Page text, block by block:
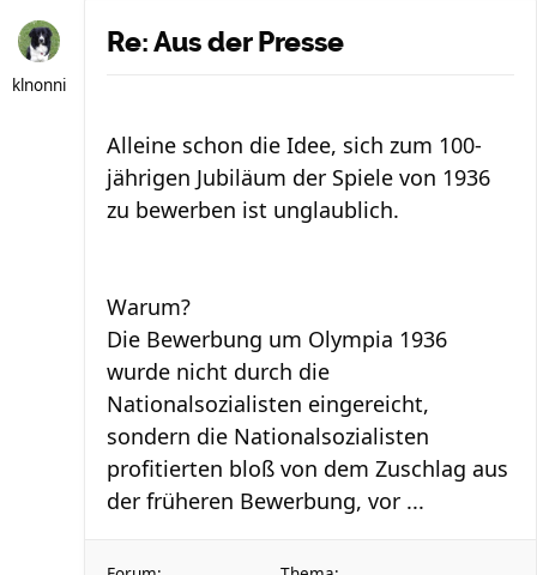
klnonni
Re: Aus der Presse
Alleine schon die Idee, sich zum 100-
jährigen Jubiläum der Spiele von 1936
zu bewerben ist unglaublich.
Warum?
Die Bewerbung um Olympia 1936
wurde nicht durch die
Nationalsozialisten eingereicht,
sondern die Nationalsozialisten
profitierten bloß von dem Zuschlag aus
der früheren Bewerbung, vor ...